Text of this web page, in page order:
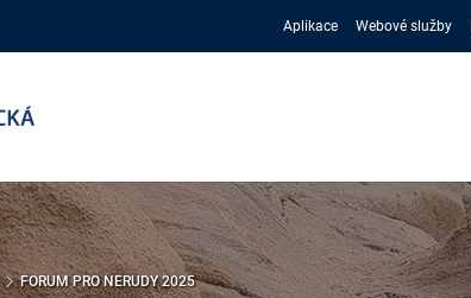
Aplikace Webové služby
FORUM PRO NERUDY 2025